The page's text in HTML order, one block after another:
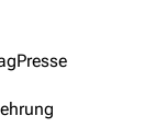
Presse